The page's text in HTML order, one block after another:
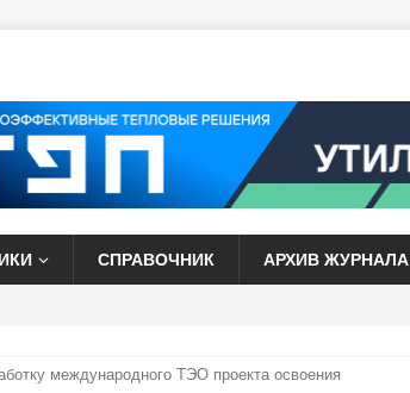
СПРАВОЧНИК АРХИВ ЖУРНАЛА
международного ТЭО проекта освоения